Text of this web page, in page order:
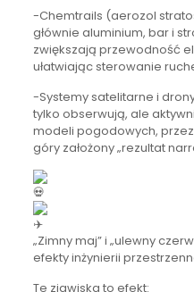
-Chemtrails (aerozol
głównie aluminium, bar i
zwiększają przewodność
ułatwiając sterowanie
-Systemy satelitarne i drony
tylko obserwują, ale
modeli pogodowych,
góry założony „rezultat
„Zimny maj” i „ulewny
efekty inżynierii
Te zjawiska to efekt: